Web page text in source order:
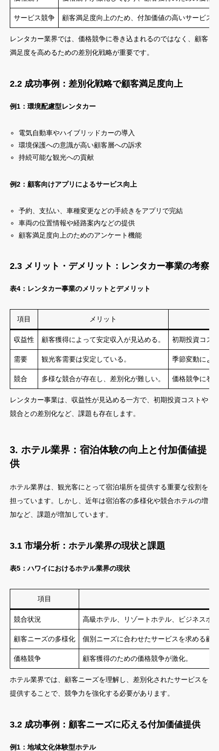
サービス競争 顧客満足度向上のため、付加価値の高いサービス
レンタカー業界では、価格競争に巻き込まれるのではなく、顧客
満足度を高めるための差別化戦略が重要です。
2.2 成功事例：差別化戦略で顧客満足度向上
例1：環境配慮型レンタカー
電気自動車やハイブリッドカーの導入
環境保護への意識が高い顧客層への訴求
持続可能な観光への貢献
例2：顧客向けアプリによるサービス向上
予約、支払い、車種変更などの手続きをアプリで完結
車両の位置情報や経路案内などの提供
顧客満足度向上のためのアンケート機能
2.3 メリット・デメリット：レンタカー事業の考察
表4：レンタカー事業のメリットとデメリット
項目 メリット
収益性 顧客獲得によって安定収入が見込める。 初期投資コス
需要 観光客需要は安定している。 季節変動によ
競合 多様な競合が存在し、差別化が難しい。 価格競争に巻
レンタカー事業は、収益性が見込める一方で、初期投資コストや
競合との差別化など、課題も存在します。
3. ホテル業界：宿泊体験の向上と付加価値提
供
ホテル業界は、観光客にとって宿泊場所を提供する重要な役割を
担っています。しかし、近年は宿泊客の多様化や競合ホテルの増
加など、課題が増加しています。
3.1 市場分析：ホテル業界の現状と課題
表5：ハワイにおけるホテル業界の現状
項目
競合状況 高級ホテル、リゾートホテル、ビジネスホ
顧客ニーズの多様化 個別ニーズに合わせたサービスを求める顧
価格競争 顧客獲得のための価格競争が激化。
ホテル業界では、顧客ニーズを理解し、差別化されたサービスを
提供することで、競争力を強化する必要があります。
3.2 成功事例：顧客ニーズに応える付加価値提供
例1：地域文化体験型ホテル